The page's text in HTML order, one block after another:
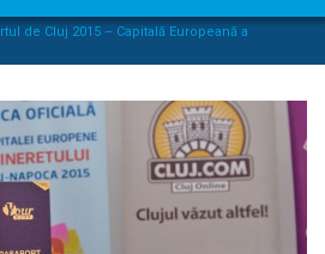
de Cluj 2015 – Capitală Europeană a